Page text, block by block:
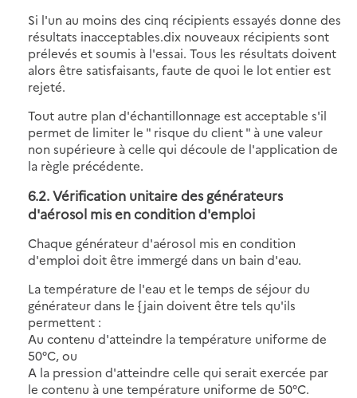
Si l'un au moins des cinq récipients essayés donne des
résultats inacceptables.dix nouveaux récipients sont
prélevés et soumis à l'essai. Tous les résultats doivent
alors être satisfaisants, faute de quoi le lot entier est
rejeté.
Tout autre plan d'échantillonnage est acceptable s'il
permet de limiter le " risque du client " à une valeur
non supérieure à celle qui découle de l'application de
la règle précédente.
6.2. Vérification unitaire des générateurs
d'aérosol mis en condition d'emploi
Chaque générateur d'aérosol mis en condition
d'emploi doit être immergé dans un bain d'eau.
La température de l'eau et le temps de séjour du
générateur dans le {jain doivent être tels qu'ils
permettent :
Au contenu d'atteindre la température uniforme de
50°C, ou
A la pression d'atteindre celle qui serait exercée par
le contenu à une température uniforme de 50°C.